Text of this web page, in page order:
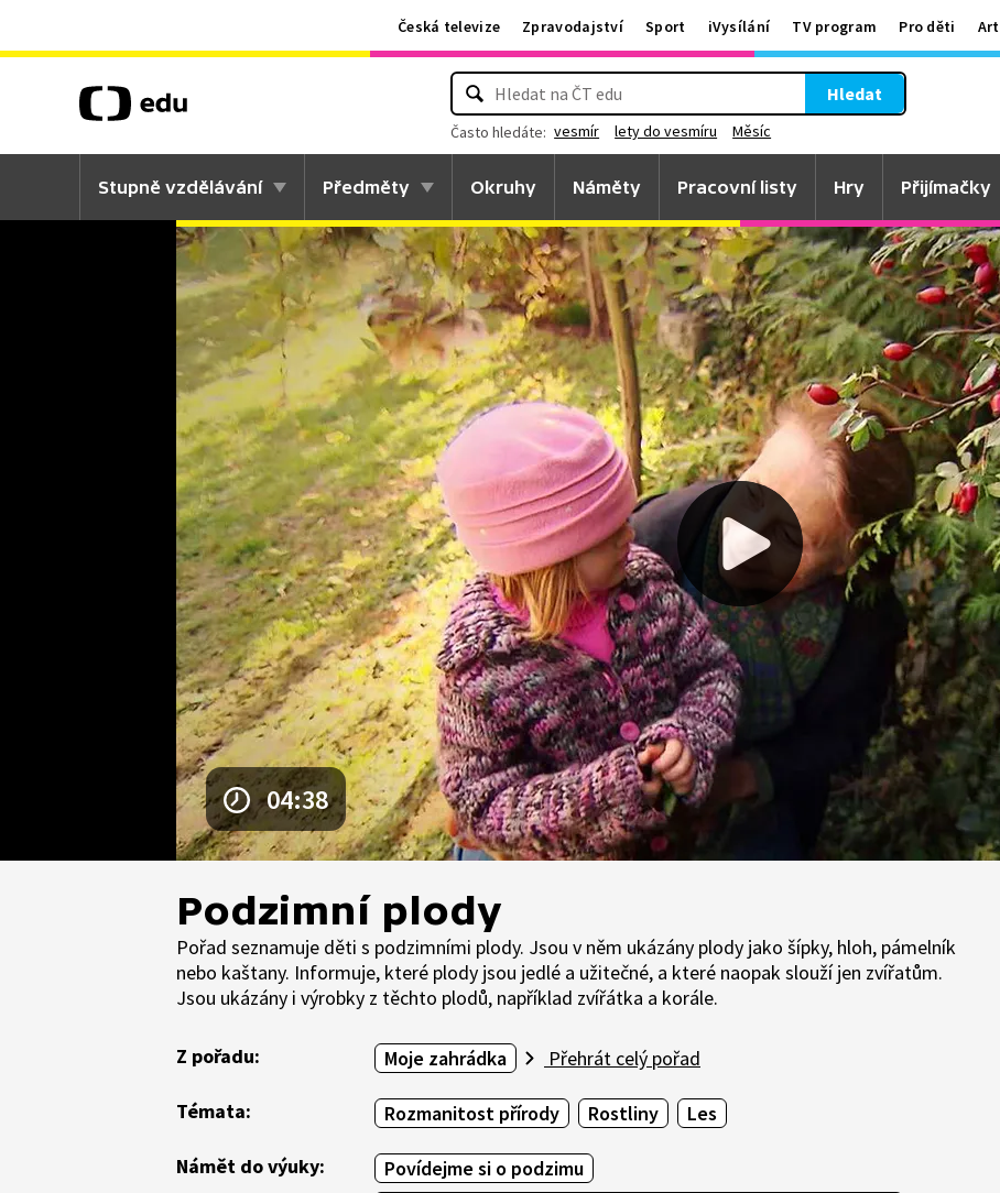
Česká televize Zpravodajství Sport iVysílání TV program Pro děti Art
Hledat
Často hledáte: vesmír lety do vesmíru Měsíc
Stupně vzdělávání Předměty Okruhy Náměty Pracovní listy Hry Přijímačky
04:38
Podzimní plody
Pořad seznamuje děti s podzimními plody. Jsou v něm ukázány plody jako šípky, hloh, pámelník
nebo kaštany. Informuje, které plody jsou jedlé a užitečné, a které naopak slouží jen zvířatům.
Jsou ukázány i výrobky z těchto plodů, například zvířátka a korále.
Z pořadu: Moje zahrádka Přehrát celý pořad
Témata: Rozmanitost přírody Rostliny Les
Námět do výuky:
Povídejme si o podzimu